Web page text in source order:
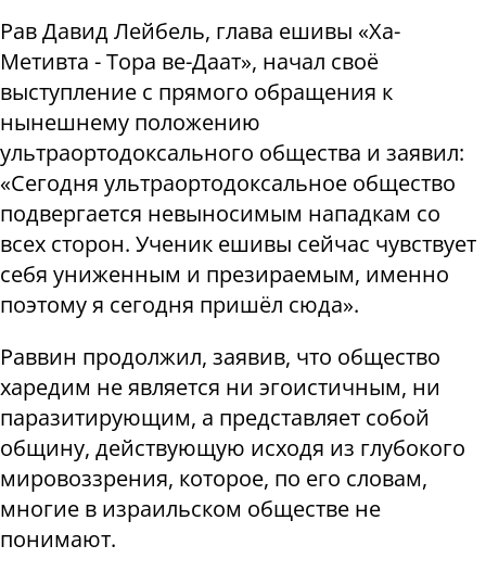
Рав Давид Лейбель, глава ешивы «Ха-
Метивта - Тора ве-Даат», начал своё
выступление с прямого обращения к
нынешнему положению
ультраортодоксального общества и заявил:
«Сегодня ультраортодоксальное общество
подвергается невыносимым нападкам со
всех сторон. Ученик ешивы сейчас чувствует
себя униженным и презираемым, именно
поэтому я сегодня пришёл сюда».
Раввин продолжил, заявив, что общество
харедим не является ни эгоистичным, ни
паразитирующим, а представляет собой
общину, действующую исходя из глубокого
мировоззрения, которое, по его словам,
многие в израильском обществе не
понимают.